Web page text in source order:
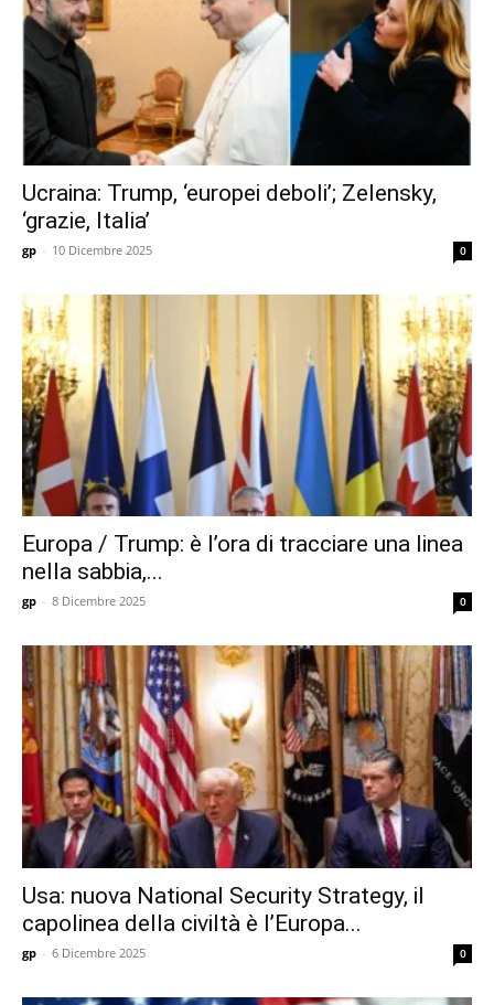
Ucraina: Trump, ‘europei deboli’; Zelensky,
‘grazie, Italia’
gp - 10 Dicembre 2025 0
Europa / Trump: è l’ora di tracciare una linea
nella sabbia,...
gp - 8 Dicembre 2025 0
Usa: nuova National Security Strategy, il
capolinea della civiltà è l’Europa...
gp - 6 Dicembre 2025 0